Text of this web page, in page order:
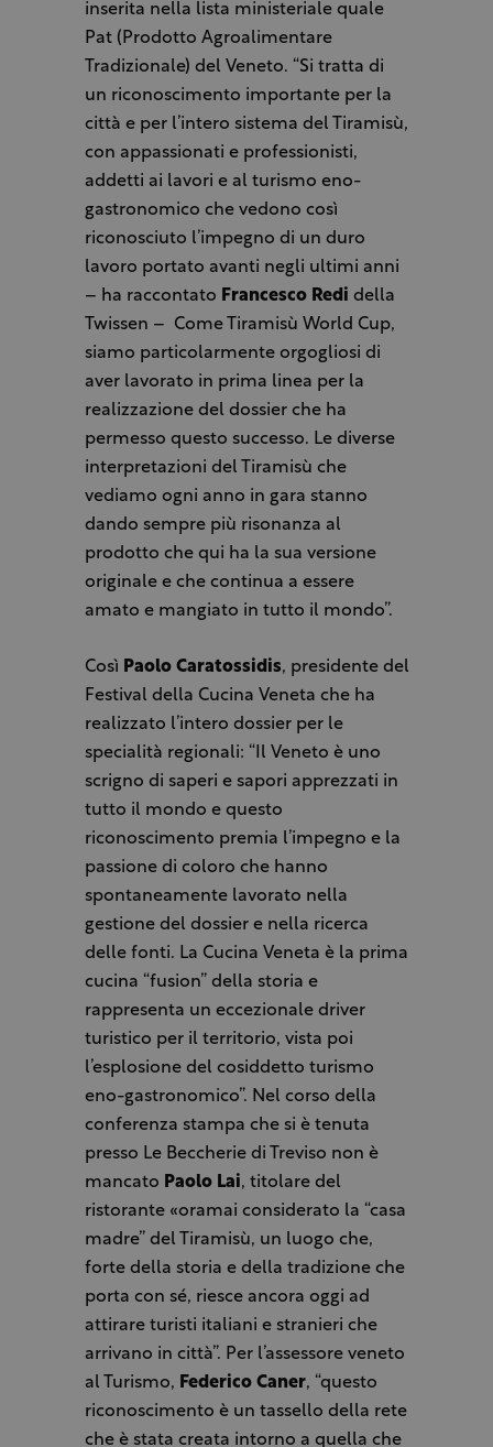
inserita nella lista ministeriale quale
Pat (Prodotto Agroalimentare
Tradizionale) del Veneto. “Si tratta di
un riconoscimento importante per la
città e per l’intero sistema del Tiramisù,
con appassionati e professionisti,
addetti ai lavori e al turismo eno-
gastronomico che vedono così
riconosciuto l’impegno di un duro
lavoro portato avanti negli ultimi anni
– ha raccontato Francesco Redi della
Twissen – Come Tiramisù World Cup,
siamo particolarmente orgogliosi di
aver lavorato in prima linea per la
realizzazione del dossier che ha
permesso questo successo. Le diverse
interpretazioni del Tiramisù che
vediamo ogni anno in gara stanno
dando sempre più risonanza al
prodotto che qui ha la sua versione
originale e che continua a essere
amato e mangiato in tutto il mondo”.
Così Paolo Caratossidis, presidente del
Festival della Cucina Veneta che ha
realizzato l’intero dossier per le
specialità regionali: “Il Veneto è uno
scrigno di saperi e sapori apprezzati in
tutto il mondo e questo
riconoscimento premia l’impegno e la
passione di coloro che hanno
spontaneamente lavorato nella
gestione del dossier e nella ricerca
delle fonti. La Cucina Veneta è la prima
cucina “fusion” della storia e
rappresenta un eccezionale driver
turistico per il territorio, vista poi
l’esplosione del cosiddetto turismo
eno-gastronomico”. Nel corso della
conferenza stampa che si è tenuta
presso Le Beccherie di Treviso non è
mancato Paolo Lai, titolare del
ristorante «oramai considerato la “casa
madre” del Tiramisù, un luogo che,
forte della storia e della tradizione che
porta con sé, riesce ancora oggi ad
attirare turisti italiani e stranieri che
arrivano in città”. Per l’assessore veneto
al Turismo, Federico Caner, “questo
riconoscimento è un tassello della rete
che è stata creata intorno a quella che